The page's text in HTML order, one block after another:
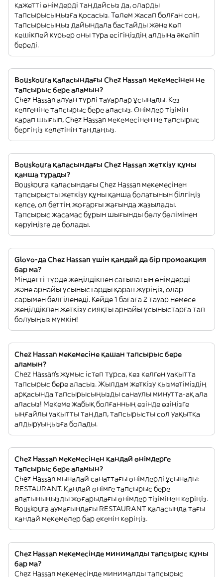
қажетті өнімдерді таңдайсыз да, оларды
тапсырысыңызға қосасыз. Төлем жасап болған соң,
тапсырысыңыз дайындала бастайды және көп
кешікпей курьер оны тура есігіңіздің алдына әкеліп
береді.
Bouskoura қаласындағы Chez Hassan мекемесінен не
тапсырыс бере аламын?
Chez Hassan алуан түрлі тауарлар ұсынады. Кез
келгеніне тапсырыс бере аласыз. Өнімдер тізімін
қарап шығып, Chez Hassan мекемесінен не тапсырыс
бергіңіз келетінін таңдаңыз.
Bouskoura қаласындағы Chez Hassan жеткізу құны
қанша тұрады?
Bouskoura қаласындағы Chez Hassan мекемесінен
тапсырысты жеткізу құны қанша болатынын білгіңіз
келсе, ол беттің жоғарғы жағында жазылады.
Тапсырыс жасамас бұрын шығынды бөлу бөлімінен
көруіңізге де болады.
Glovo-да Chez Hassan үшін қандай да бір промоакция
бар ма?
Міндетті түрде жеңілдікпен сатылатын өнімдерді
және арнайы ұсыныстарды қарап жүріңіз, олар
сарымен белгіленеді. Кейде 1 бағаға 2 тауар немесе
жеңілдікпен жеткізу сияқты арнайы ұсыныстарға тап
болуыңыз мүмкін!
Chez Hassan мекемесіне қашан тапсырыс бере
аламын?
Chez Hassan’s жұмыс істеп тұрса, кез келген уақытта
тапсырыс бере аласыз. Жылдам жеткізу қызметіміздің
арқасында тапсырысыңызды санаулы минутта-ақ ала
аласыз! Мекеме жабық болғанның өзінде өзіңізге
ыңғайлы уақытты таңдап, тапсырысты сол уақытқа
алдыруыңызға болады.
Chez Hassan мекемесінен қандай өнімдерге
тапсырыс бере аламын?
Chez Hassan мынадай санаттағы өнімдерді ұсынады:
RESTAURANT. Қандай өнімге тапсырыс бере
алатыныңызды жоғарыдағы өнімдер тізімінен көріңіз.
Bouskoura аумағындағы RESTAURANT қаласында тағы
қандай мекемелер бар екенін көріңіз.
Chez Hassan мекемесінде минималды тапсырыс құны
бар ма?
Chez Hassan мекемесінде минималды тапсырыс